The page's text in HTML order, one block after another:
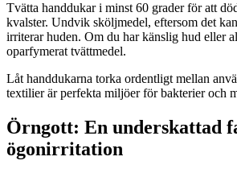
Tvätta handdukar i minst 60 grader för att
kvalster. Undvik sköljmedel, eftersom det
irriterar huden. Om du har känslig hud eller
oparfymerat tvättmedel.
Låt handdukarna torka ordentligt mellan
textilier är perfekta miljöer för bakterier och
Örngott: En underskattad
ögonirritation